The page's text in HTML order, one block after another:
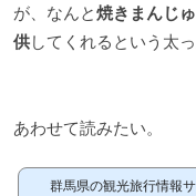
が、なんと焼きまんじ
供してくれるという太
あわせて読みたい。
群馬県の観光旅行情報